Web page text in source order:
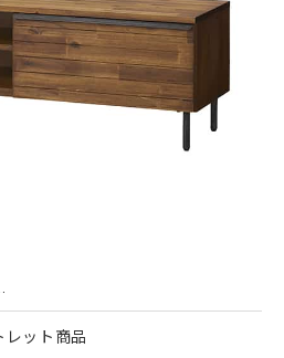
テン
ァブリック雑貨
レット商品